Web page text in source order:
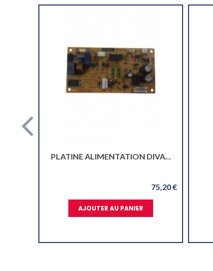
PLATINE ALIMENTATION DIVA...
75,20 €
AJOUTER AU PANIER